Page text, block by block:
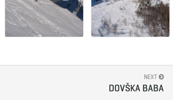
NEXT
DOVŠKA BABA